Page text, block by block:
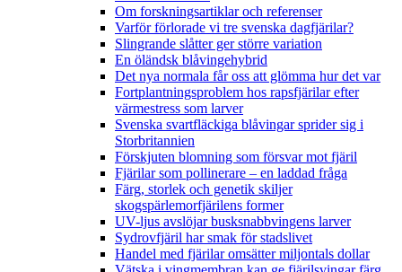
Om forskningsartiklar och referenser
Varför förlorade vi tre svenska dagfjärilar?
Slingrande slåtter ger större variation
En öländsk blåvingehybrid
Det nya normala får oss att glömma hur det var
Fortplantningsproblem hos rapsfjärilar efter
värmestress som larver
Svenska svartfläckiga blåvingar sprider sig i
Storbritannien
Förskjuten blomning som försvar mot fjäril
Fjärilar som pollinerare – en laddad fråga
Färg, storlek och genetik skiljer
skogspärlemorfjärilens former
UV-ljus avslöjar busksnabbvingens larver
Sydrovfjäril har smak för stadslivet
Handel med fjärilar omsätter miljontals dollar